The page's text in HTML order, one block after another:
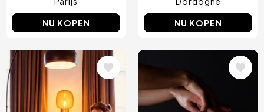
NU KOPEN NU KOPEN
Afbeelding Afbeelding